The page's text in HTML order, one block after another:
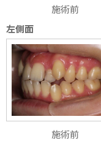
施術前
左側面
施術前